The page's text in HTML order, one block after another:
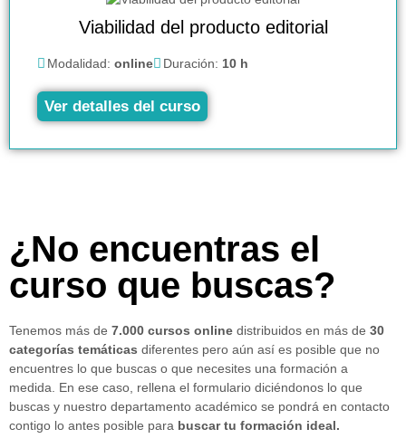
Viabilidad del producto editorial
Modalidad: online Duración: 10 h
Ver detalles del curso
¿No encuentras el
curso que buscas?
Tenemos más de 7.000 cursos online distribuidos en más de 30
categorías temáticas diferentes pero aún así es posible que no
encuentres lo que buscas o que necesites una formación a
medida. En ese caso, rellena el formulario diciéndonos lo que
buscas y nuestro departamento académico se pondrá en contacto
contigo lo antes posible para buscar tu formación ideal.